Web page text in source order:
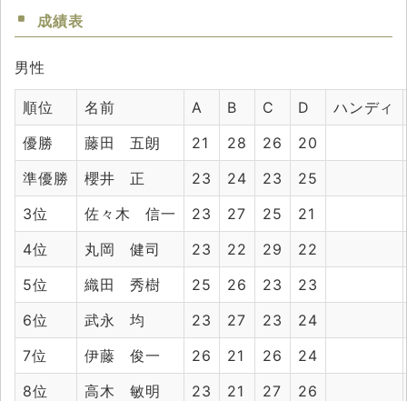
成績表
男性
順位 名前 A B C D
ハンディ
優勝
藤田 五朗 21 28 26
20
準優勝
櫻井 正 23 24 23
25
3位
佐々木 信一 23 27 25
21
4位
丸岡 健司 23 22 29
22
5位
織田 秀樹 25 26 23
23
6位
武永 均 23 27 23
24
7位
伊藤 俊一 26 21 26
24
8位
高木 敏明 23 21 27
26